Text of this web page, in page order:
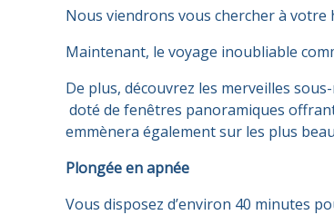
Nous viendrons vous chercher à votre
Maintenant, le voyage inoubliable
De plus, découvrez les merveilles
doté de fenêtres panoramiques
emmènera également sur les plus
Plongée en apnée
Vous disposez d’environ 40 minutes